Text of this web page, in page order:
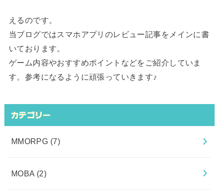
えるのです。
当ブログではスマホアプリのレビュー記事をメインに書
いております。
ゲーム内容やおすすめポイントなどをご紹介していま
す。参考になるように頑張っていきます♪
カテゴリー
MMORPG (7)
MOBA (2)